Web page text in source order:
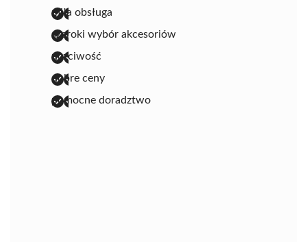
miła obsługa
szeroki wybór akcesoriów
uczciwość
dobre ceny
pomocne doradztwo